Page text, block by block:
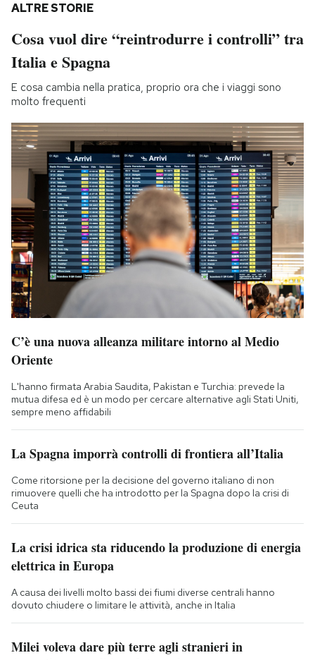
ALTRE STORIE
Cosa vuol dire “reintrodurre i controlli” tra
Italia e Spagna
E cosa cambia nella pratica, proprio ora che i viaggi sono
molto frequenti
C’è una nuova alleanza militare intorno al Medio
Oriente
L'hanno firmata Arabia Saudita, Pakistan e Turchia: prevede la
mutua difesa ed è un modo per cercare alternative agli Stati Uniti,
sempre meno affidabili
La Spagna imporrà controlli di frontiera all’Italia
Come ritorsione per la decisione del governo italiano di non
rimuovere quelli che ha introdotto per la Spagna dopo la crisi di
Ceuta
La crisi idrica sta riducendo la produzione di energia
elettrica in Europa
A causa dei livelli molto bassi dei fiumi diverse centrali hanno
dovuto chiudere o limitare le attività, anche in Italia
Milei voleva dare più terre agli stranieri in